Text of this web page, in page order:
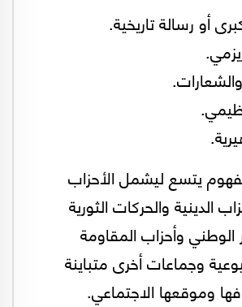
أو رسالة تاريخية.
يتسع ليشمل الأحزاب
الدينية والحركات الثورية
الوطني وأحزاب المقاومة
وجماعات أخرى متباينة
وموقعها الاجتماعي.